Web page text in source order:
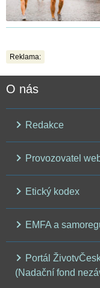
Reklama:
O nás
Redakce
Provozovatel
Etický kodex
EMFA a
Portál
(Nadační fond